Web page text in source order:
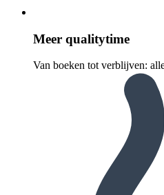
Meer quali­ty­time
Van boeken tot verblijven: